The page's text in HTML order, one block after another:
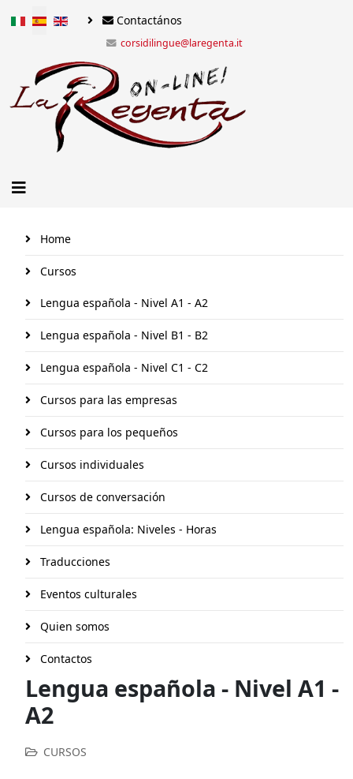
Contactános
corsidilingue@laregenta.it
Home
Cursos
Lengua española - Nivel A1 - A2
Lengua española - Nivel B1 - B2
Lengua española - Nivel C1 - C2
Cursos para las empresas
Cursos para los pequeños
Cursos individuales
Cursos de conversación
Lengua española: Niveles - Horas
Traducciones
Eventos culturales
Quien somos
Contactos
Lengua española - Nivel A1 -
A2
CURSOS